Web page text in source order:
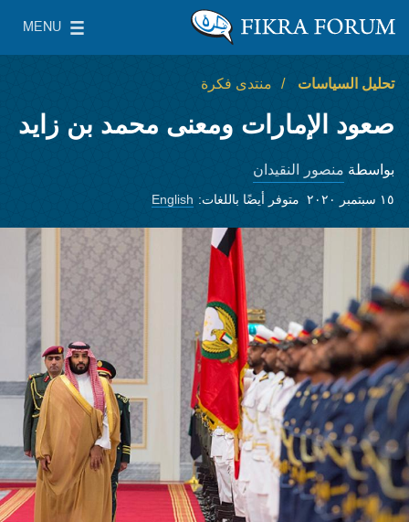
معهد واشنطن لسياسات الشرق الأدنى
MENU
Main Menu
تحليل السياسات منتدى فكرة
صعود الإمارات ومعنى محمد بن زايد
بواسطة منصور النقيدان
١٥ سبتمبر ٢٠٢٠ متوفر أيضًا باللغات: English